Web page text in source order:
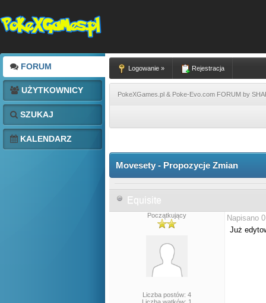
FORUM
UŻYTKOWNICY
SZUKAJ
KALENDARZ
Logowanie » Rejestracja
PokeXGames.pl & Poke-Evo.com FORUM by
Movesety - Propozycje Zmian
Equisite
Początkujący
Liczba postów: 4
Napisano
Już